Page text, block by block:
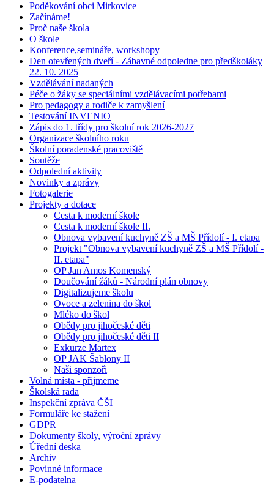
Poděkování obci Mirkovice
Začínáme!
Proč naše škola
O škole
Konference,semináře, workshopy
Den otevřených dveří - Zábavné odpoledne pro předškoláky
22. 10. 2025
Vzdělávání nadaných
Péče o žáky se speciálními vzdělávacími potřebami
Pro pedagogy a rodiče k zamyšlení
Testování INVENIO
Zápis do 1. třídy pro školní rok 2026-2027
Organizace školního roku
Školní poradenské pracoviště
Soutěže
Odpolední aktivity
Novinky a zprávy
Fotogalerie
Projekty a dotace
Cesta k moderní škole
Cesta k moderní škole II.
Obnova vybavení kuchyně ZŠ a MŠ Přídolí - I. etapa
Projekt "Obnova vybavení kuchyně ZŠ a MŠ Přídolí -
II. etapa"
OP Jan Amos Komenský
Doučování žáků - Národní plán obnovy
Digitalizujeme školu
Ovoce a zelenina do škol
Mléko do škol
Obědy pro jihočeské děti
Obědy pro jihočeské děti II
Exkurze Martex
OP JAK Šablony II
Naši sponzoři
Volná místa - přijmeme
Školská rada
Inspekční zpráva ČŠI
Formuláře ke stažení
GDPR
Dokumenty školy, výroční zprávy
Úřední deska
Archiv
Povinné informace
E-podatelna